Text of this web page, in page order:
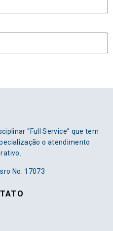
“Full Service” que tem
o atendimento
No. 17073